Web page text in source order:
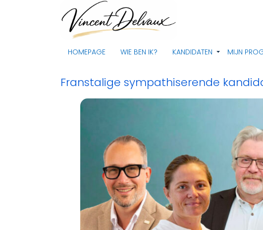
HOMEPAGE WIE BEN IK? KANDIDATEN MIJN
Franstalige sympathiserende